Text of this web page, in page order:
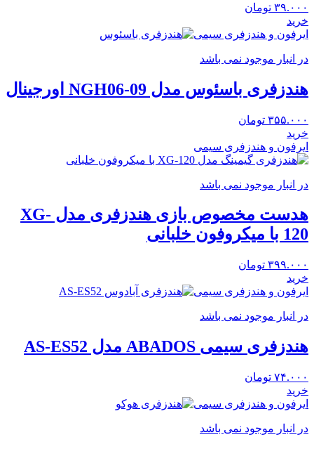
۳۹.۰۰۰ تومان
خرید
ایرفون و هندزفری سیمی
در انبار موجود نمی باشد
هندزفری باسئوس مدل NGH06-09 اورجینال
۳۵۵.۰۰۰ تومان
خرید
ایرفون و هندزفری سیمی
در انبار موجود نمی باشد
هدست مخصوص بازی هندزفری مدل XG-
120 با میکروفون خلبانی
۳۹۹.۰۰۰ تومان
خرید
ایرفون و هندزفری سیمی
در انبار موجود نمی باشد
هندزفری سیمی ABADOS مدل AS-ES52
۷۴.۰۰۰ تومان
خرید
ایرفون و هندزفری سیمی
در انبار موجود نمی باشد